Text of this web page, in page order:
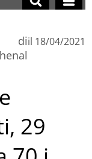
diil 18/04/2021
29